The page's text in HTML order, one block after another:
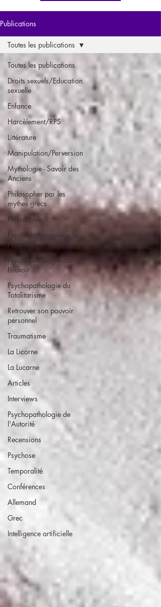
Publications
Toutes les publications
Droits sexuels/Education
sexuelle
Enfance
Harcèlement/RPS
Littérature
Manipulation/Perversion
Mythologie - Savoir des
Anciens
Philosopher par les
mythes grecs
Philosophie
Psychopathologie de la
Paranoïa
Psychopathologie du
Pouvoir
Psychopathologie du
Totalitarisme
Retrouver son pouvoir
personnel
Traumatisme
La Licorne
La Lucarne
Articles
Interviews
Psychopathologie de
l'Autorité
Recensions
Psychose
Temporalité
Conférences
Allemand
Grec
Intelligence artificielle
Toutes les publications